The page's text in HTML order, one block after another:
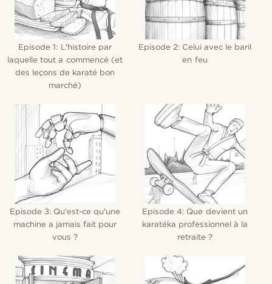
Episode 1: L'histoire par
laquelle tout a commencé (et
des leçons de karaté bon
marché)
Episode 2: Celui avec le baril
en feu
Episode 3: Qu'est-ce qu'une
machine a jamais fait pour
vous ?
Episode 4: Que devient un
karatéka professionnel à la
retraite ?